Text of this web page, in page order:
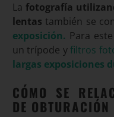
La fotografía
lentas también se
exposición. Para
un trípode yfiltros
largas exposiciones
CÓMO SE
DE